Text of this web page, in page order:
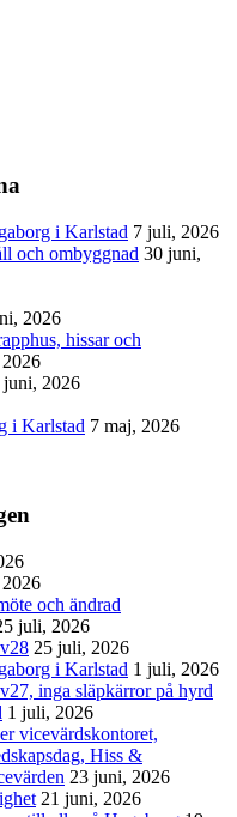
i Karlstad 7 juli, 2026
och ombyggnad 30 juni,
2026
hissar och
juni, 2026
i Karlstad 7 maj, 2026
och ändrad
juli, 2026
25 juli, 2026
i Karlstad 1 juli, 2026
inga släpkärror på hyrd
1 juli, 2026
vicevärdskontoret,
Hiss &
23 juni, 2026
21 juni, 2026